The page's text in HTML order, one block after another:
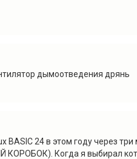
дымоотведения дрянь
BASIC 24 в этом году через
Когда я выбирал